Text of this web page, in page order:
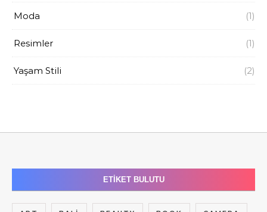
Moda (1)
Resimler (1)
Yaşam Stili (2)
ETIKET BULUTU